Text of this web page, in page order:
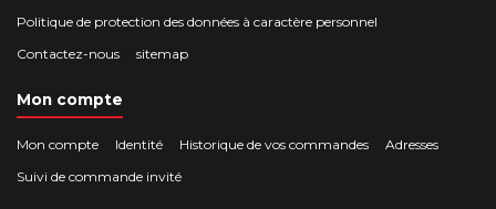
Politique de protection des données à caractère personnel
Contactez-nous
sitemap
Mon compte
Mon compte Identité Historique de vos commandes
Adresses
Suivi de commande invité